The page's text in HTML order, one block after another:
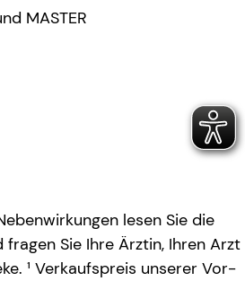
MASTER
lesen Sie die
fragen Sie Ihre Ärztin, Ihren Arzt
¹ Verkaufspreis unserer Vor-